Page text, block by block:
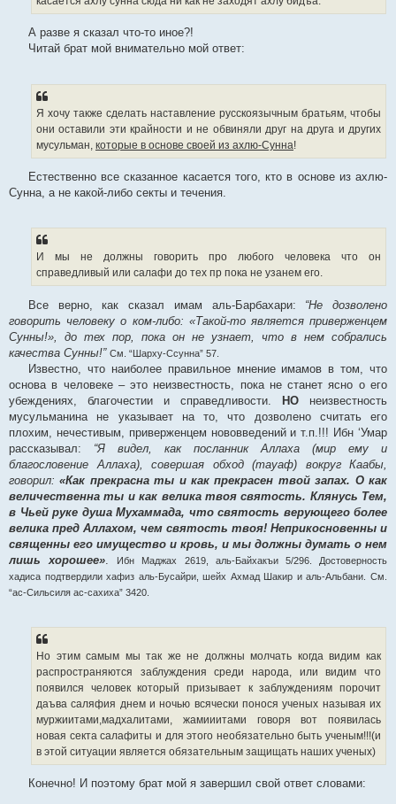
А разве я сказал что-то иное?!
Читай брат мой внимательно мой ответ:
Я хочу также сделать наставление русскоязычным братьям, чтобы
они оставили эти крайности и не обвиняли друг на друга и других
мусульман, которые в основе своей из ахлю-Сунна!
Естественно все сказанное касается того, кто в основе из ахлю-
Сунна, а не какой-либо секты и течения.
И мы не должны говорить про любого человека что он
справедливый или салафи до тех пр пока не узанем его.
Все верно, как сказал имам аль-Барбахари: “Не дозволено
говорить человеку о ком-либо: «Такой-то является приверженцем
Сунны!», до тех пор, пока он не узнает, что в нем собрались
качества Сунны!” См. “Шарху-Ссунна” 57.
Известно, что наиболее правильное мнение имамов в том, что
основа в человеке – это неизвестность, пока не станет ясно о его
убеждениях, благочестии и справедливости. НО неизвестность
мусульманина не указывает на то, что дозволено считать его
плохим, нечестивым, приверженцем нововведений и т.п.!!! Ибн ‘Умар
рассказывал: “Я видел, как посланник Аллаха (мир ему и
благословение Аллаха), совершая обход (тауаф) вокруг Каабы,
говорил:«Как прекрасна ты и как прекрасен твой запах. О как
величественна ты и как велика твоя святость. Клянусь Тем,
в Чьей руке душа Мухаммада, что святость верующего более
велика пред Аллахом, чем святость твоя! Неприкосновенны и
священны его имущество и кровь, и мы должны думать о нем
лишь хорошее»
Ибн Маджах 2619, аль-Байхакъи 5/296. Достоверность
хадиса подтвердили хафиз аль-Бусайри, шейх Ахмад Шакир и аль-Альбани. См.
“ас-Сильсиля ас-сахиха” 3420.
Но этим самым мы так же не должны молчать когда видим как
распространяются заблуждения среди народа, или видим что
появился человек который призывает к заблуждениям порочит
даъва саляфия днем и ночью всячески понося ученых называя их
муржиитами,мадхалитами, жамииитами говоря вот появилась
новая секта салафиты и для этого необязательно быть ученым!!!(и
в этой ситуации является обязательным защищать наших ученых)
Конечно! И поэтому брат мой я завершил свой ответ словами: